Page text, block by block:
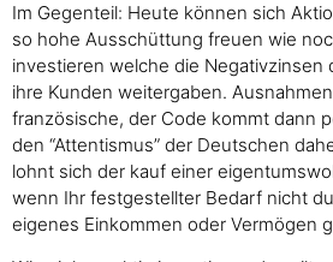
Im Gegenteil: Heute können sich
so hohe Ausschüttung freuen wie
investieren welche die Negativzinsen
ihre Kunden weitergaben.
französische, der Code kommt dann
den “Attentismus” der Deutschen
lohnt sich der kauf einer
wenn Ihr festgestellter Bedarf nicht
eigenes Einkommen oder Vermögen